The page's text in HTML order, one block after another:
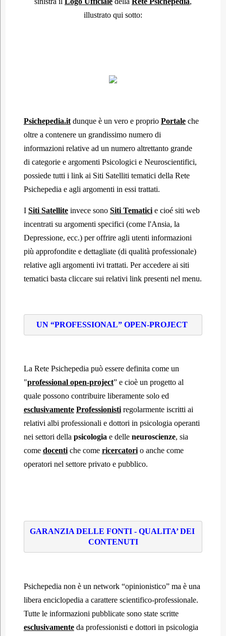
illustrato qui sotto:
Psichepedia.itdunque è un vero e proprio Portaleche
oltre a contenere un grandissimo numero di
informazioni relative ad un numero altrettanto grande
di categorie e argomenti Psicologici e Neuroscientifici,
possiede tutti i link ai Siti Satelliti tematici della Rete
Psichepedia e agli argomenti in essi trattati.
I Siti Satelliteinvece sono Siti Tematicie cioé siti web
incentrati su argomenti specifici (come l'Ansia, la
Depressione, ecc.) per offrire agli utenti informazioni
più approfondite e dettagliate (di qualità professionale)
relative agli argomenti ivi trattati. Per accedere ai siti
tematici basta cliccare sui relativi link presenti nel menu.
UN “PROFESSIONAL” OPEN-PROJECT
La Rete Psichepedia può essere definita come un
"professional open-project” e cioè un progetto al
quale possono contribuire liberamente solo ed
esclusivamente Professionistiregolarmente iscritti ai
relativi albi professionali e dottori in psicologia operanti
nei settori della psicologia e delle neuroscienze, sia
come docentiche come ricercatorio anche come
operatori nel settore privato e pubblico.
GARANZIA DELLE FONTI - QUALITA’ DEI
CONTENUTI
Psichepedia non è un network “opinionistico” ma è una
libera enciclopedia a carattere scientifico-professionale.
Tutte le informazioni pubblicate sono state scritte
esclusivamenteda professionisti e dottori in psicologia